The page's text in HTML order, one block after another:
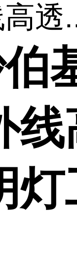
透